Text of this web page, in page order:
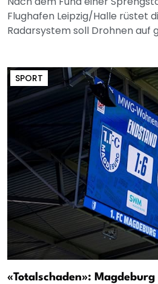
Flughafen Leipzig/Halle rüstet
Radarsystem soll Drohnen auf
SPORT
«Totalschaden»: Magdeburg